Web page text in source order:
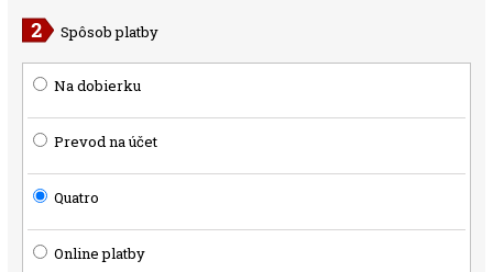
Spôsob platby
Na dobierku
Prevod na účet
Quatro
Online platby